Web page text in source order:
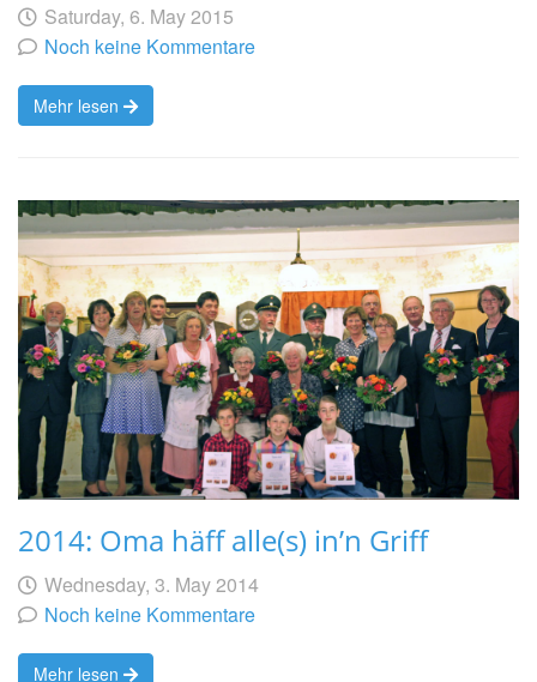
Geschrieben
von
am Saturday, 6. May 2015
Noch keine Kommentare
Mehr lesen
2014: Oma häff alle(s) in’n Griff
Geschrieben
von
am Wednesday, 3. May 2014
Noch keine Kommentare
Mehr lesen